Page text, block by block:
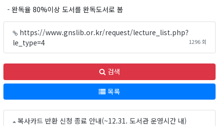
- 완독율 80%이상 도서를 완독도서로 봄
https://www.gnslib.or.kr/request/lecture_list.php?
le_type=4
1296 회
검색
목록
복사카드 반환 신청 종료 안내(~12.31. 도서관 운영시간 내)